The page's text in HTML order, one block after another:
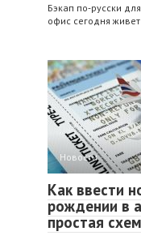
Бэкап по‑русски
офис сегодня
Новости
Как ввести
рождении в
простая